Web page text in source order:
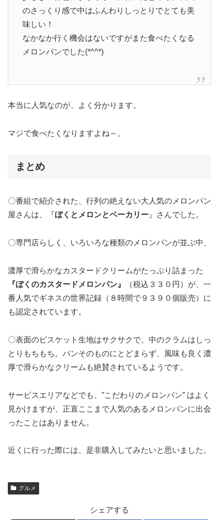
のさっくり感で中はふんわりしっとりでとても美
味しい！
なかなか行く機会はないですがまた食べたくなる
メロンパンでした(*^^*)
本当に人気なのが、よく分かります。
マジで食べたくなりますよね～。
まとめ
〇番組で紹介された、行列の絶えない大人気のメロンパン
屋さんは、『ぼくとメロンとベーカリー』さんでした。
〇専門店らしく、いろいろな種類のメロンパンが並ぶ中、
濃厚で滑らかなカスタードクリームがたっぷり詰まった
『ぼくのカスタードメロンパン』
（税込３３０円）が、一
番人気でギネスの世界記録（８時間で９３９０個販売）に
も認定されています。
〇表面のビスケット生地はサクサクで、中のクラムはしっ
とりもちもち。パンそのものにとどまらず、風味も良く濃
厚で滑らかなクリームも絶賛されているようです。
サービスエリアなどでも、”こだわりのメロンパン” はよく
見かけますが、正直ここまで人気のあるメロンパンに出会
ったことはありません。
近くに行った際には、是非購入してみたいと思いました。
グルメ
シェアする